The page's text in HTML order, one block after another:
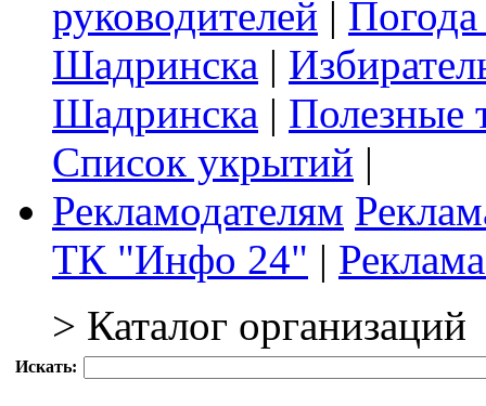
руководителей |
Шадринска |
Шадринска | Полезные
Список укрытий |
Рекламодателям
ТК "Инфо 24" |
> Каталог организаций
Искать: